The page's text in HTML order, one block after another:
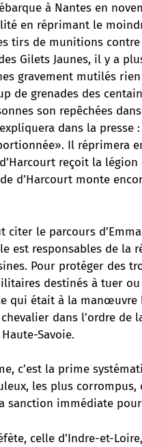
à Nantes en
en réprimant le
tirs de munitions
Gilets Jaunes, il y a
gravement mutilés rien
de grenades des
son repêchées
dans la
Il réprimera
d’Harcourt reçoit la
d’Harcourt monte
citer le parcours
est responsables de
Pour protéger des
destinés à tuer
qui était à la
dans l’ordre de
Savoie.
c’est la prime
les plus
sanction immédiate
celle d’Indre-et-